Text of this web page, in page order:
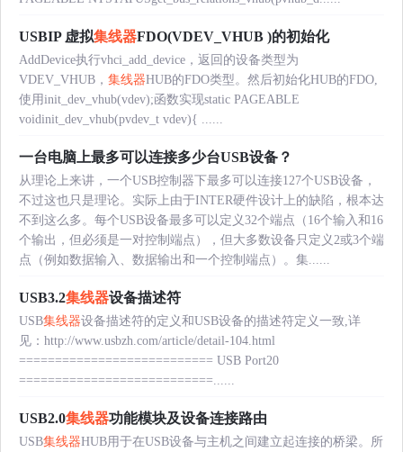
USBIP 虚拟集线器FDO(VDEV_VHUB )的初始化
AddDevice执行vhci_add_device，返回的设备类型为
VDEV_VHUB， 集线器HUB的FDO类型。然后初始化HUB的FDO,
使用init_dev_vhub(vdev);函数实现static PAGEABLE
voidinit_dev_vhub(pvdev_t vdev){ ......
一台电脑上最多可以连接多少台USB设备？
从理论上来讲，一个USB控制器下最多可以连接127个USB设备，
不过这也只是理论。实际上由于INTER硬件设计上的缺陷，根本达
不到这么多。每个USB设备最多可以定义32个端点（16个输入和16
个输出，但必须是一对控制端点），但大多数设备只定义2或3个端
点（例如数据输入、数据输出和一个控制端点）。集......
USB3.2集线器设备描述符
USB集线器设备描述符的定义和USB设备的描述符定义一致,详
见：http://www.usbzh.com/article/detail-104.html
=========================== USB Port20
===========================......
USB2.0集线器功能模块及设备连接路由
USB集线器HUB用于在USB设备与主机之间建立起连接的桥梁。所